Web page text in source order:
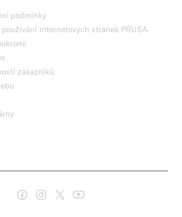
podmínky
internetových stránek PRUSA
zákazníků